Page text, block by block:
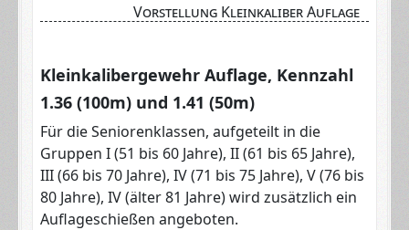
Vorstellung Kleinkaliber Auflage
Kleinkalibergewehr Auflage, Kennzahl
1.36 (100m) und 1.41 (50m)
Für die Seniorenklassen, aufgeteilt in die
Gruppen I (51 bis 60 Jahre), II (61 bis 65 Jahre),
III (66 bis 70 Jahre), IV (71 bis 75 Jahre), V (76 bis
80 Jahre), IV (älter 81 Jahre) wird zusätzlich ein
Auflageschießen angeboten.